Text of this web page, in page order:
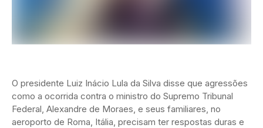
O presidente Luiz Inácio Lula da Silva disse que agressões
como a ocorrida contra o ministro do Supremo Tribunal
Federal, Alexandre de Moraes, e seus familiares, no
aeroporto de Roma, Itália, precisam ter respostas duras e